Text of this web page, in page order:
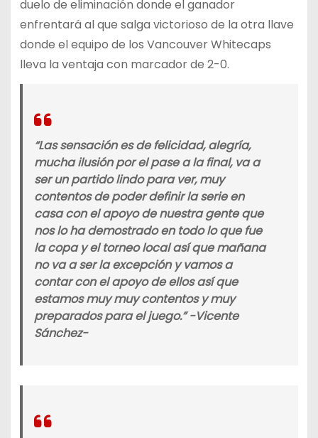
duelo de eliminación donde el ganador
enfrentará al que salga victorioso de la otra llave
donde el equipo de los Vancouver Whitecaps
lleva la ventaja con marcador de 2-0.
“Las sensación es de felicidad, alegría,
mucha ilusión por el pase a la final, va a
ser un partido lindo para ver, muy
contentos de poder definir la serie en
casa con el apoyo de nuestra gente que
nos lo ha demostrado en todo lo que fue
la copa y el torneo local así que mañana
no va a ser la excepción y vamos a
contar con el apoyo de ellos así que
estamos muy muy contentos y muy
preparados para el juego.” -Vicente
Sánchez-